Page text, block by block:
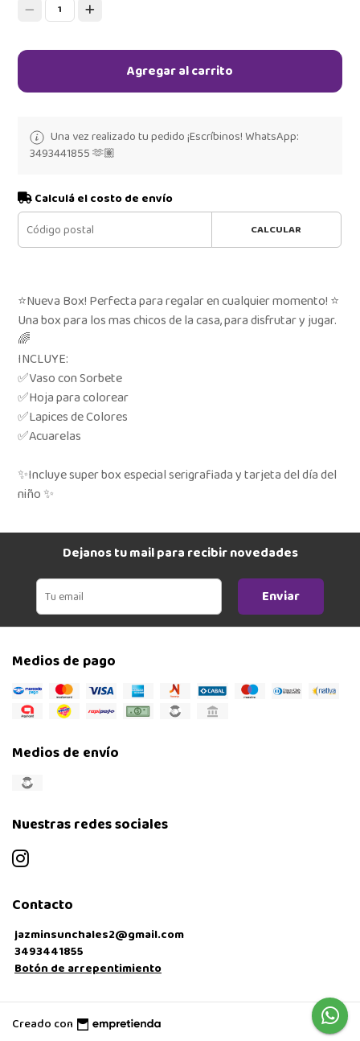
1
Agregar al carrito
Una vez realizado tu pedido ¡Escríbinos! WhatsApp:
3493441855 🫶🏽
Calculá el costo de envío
CALCULAR
⭐Nueva Box! Perfecta para regalar en cualquier momento! ⭐
Una box para los mas chicos de la casa, para disfrutar y jugar.
🌈
INCLUYE:
✅Vaso con Sorbete
✅Hoja para colorear
✅Lapices de Colores
✅Acuarelas
✨Incluye super box especial serigrafiada y tarjeta del día del
niño ✨
Dejanos tu mail para recibir novedades
Enviar
Medios de pago
Medios de envío
Nuestras redes sociales
Contacto
jazminsunchales2@gmail.com
3493441855
Botón de arrepentimiento
Creado con